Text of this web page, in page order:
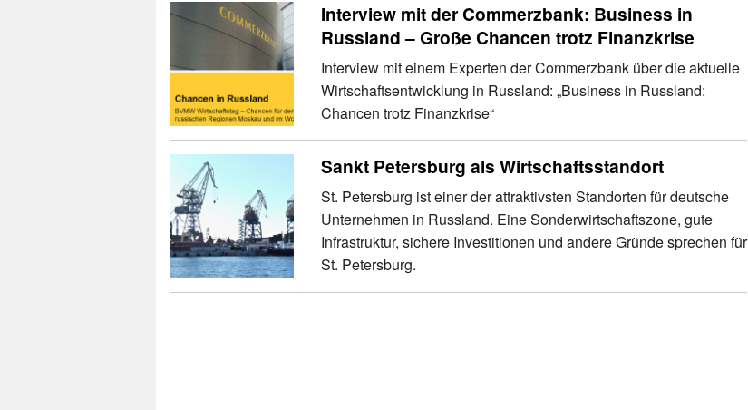
Interview mit der Commerzbank: Business in
Russland – Große Chancen trotz Finanzkrise
Interview mit einem Experten der Commerzbank über die aktuelle
Wirtschaftsentwicklung in Russland: „Business in Russland:
Chancen trotz Finanzkrise“
Sankt Petersburg als Wirtschaftsstandort
St. Petersburg ist einer der attraktivsten Standorten für deutsche
Unternehmen in Russland. Eine Sonderwirtschaftszone, gute
Infrastruktur, sichere Investitionen und andere Gründe sprechen für
St. Petersburg.